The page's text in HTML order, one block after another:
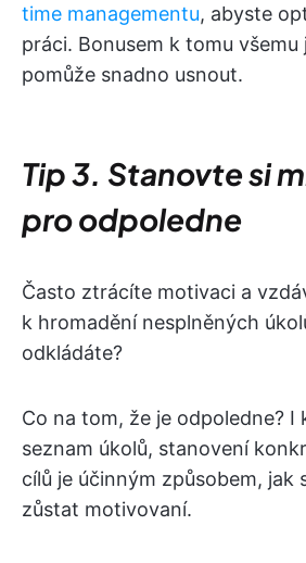
time managementu, abyste
práci. Bonusem k tomu všemu
pomůže snadno usnout.
Tip 3. Stanovte si
pro odpoledne
Často ztrácíte motivaci a
k hromadění nesplněných
odkládáte?
Co na tom, že je odpoledne? I
seznam úkolů, stanovení
cílů je účinným způsobem, jak
zůstat motivovaní.